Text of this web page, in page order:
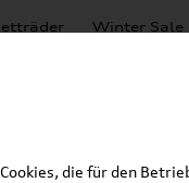
Winter Sale
die für den